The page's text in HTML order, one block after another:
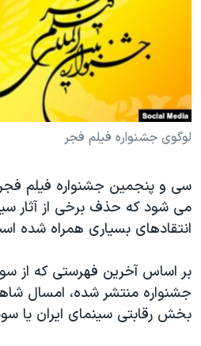
فرهنگ و زندگی
حقوق شهروندی
علم و فناوری
اسرائیل در جنگ
آرشیو پخش زنده
انتخابات ریاست جمهوری آمریکا ۲۰۲۴
حمله جمهوری اسلامی به اسرائیل
رمز مهسا
ورزش زنان در ایران
مجموعه مستندهای دادخواهی
تریبونال مردمی آبان ۹۸
چهل سال گروگان‌گیری
قانون شفافیت دارائی کادر رهبری
زبانهای مختلف
لوگوی جشنواره فیلم فجر
سی و پنجمین جشنواره فیلم فجر
می شود که حذف برخی از آثار
انتقادهای بسیاری همراه شده
بر اساس آخرین فهرستی که از
بخش رقابتی سینمای ایران یا